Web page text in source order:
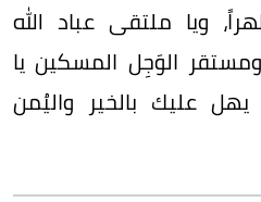
ويا ملتقى عباد الله
ومستقر الوَجِل المسكين يا
عليك بالخير واليُمن